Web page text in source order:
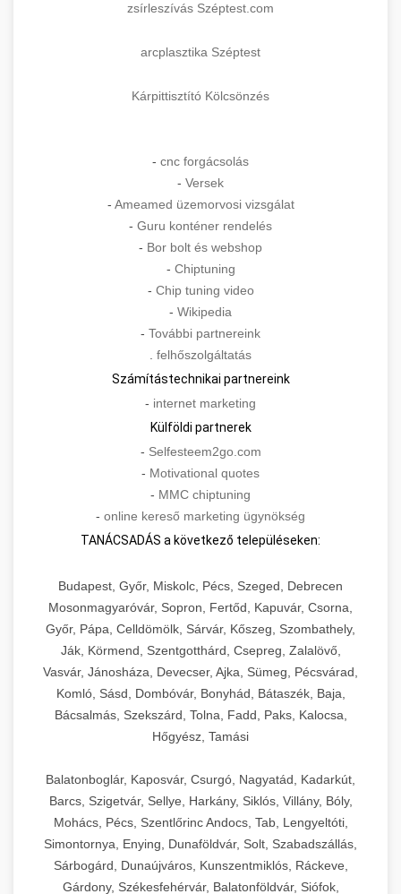
zsírleszívás Széptest.com
arcplasztika Széptest
Kárpittisztító Kölcsönzés
- cnc forgácsolás
- Versek
- Ameamed üzemorvosi vizsgálat
- Guru konténer rendelés
- Bor bolt és webshop
- Chiptuning
- Chip tuning video
- Wikipedia
- További partnereink
. felhőszolgáltatás
Számítástechnikai partnereink
- internet marketing
Külföldi partnerek
- Selfesteem2go.com
- Motivational quotes
- MMC chiptuning
- online kereső marketing ügynökség
TANÁCSADÁS a következő településeken:
Budapest, Győr, Miskolc, Pécs, Szeged, Debrecen
Mosonmagyaróvár, Sopron, Fertőd, Kapuvár, Csorna,
Győr, Pápa, Celldömölk, Sárvár, Kőszeg, Szombathely,
Ják, Körmend, Szentgotthárd, Csepreg, Zalalövő,
Vasvár, Jánosháza, Devecser, Ajka, Sümeg, Pécsvárad,
Komló, Sásd, Dombóvár, Bonyhád, Bátaszék, Baja,
Bácsalmás, Szekszárd, Tolna, Fadd, Paks, Kalocsa,
Hőgyész, Tamási
Balatonboglár, Kaposvár, Csurgó, Nagyatád, Kadarkút,
Barcs, Szigetvár, Sellye, Harkány, Siklós, Villány, Bóly,
Mohács, Pécs, Szentlőrinc Andocs, Tab, Lengyeltóti,
Simontornya, Enying, Dunaföldvár, Solt, Szabadszállás,
Sárbogárd, Dunaújváros, Kunszentmiklós, Ráckeve,
Gárdony, Székesfehérvár, Balatonföldvár, Siófok,